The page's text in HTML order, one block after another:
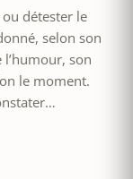
détester le
selon son
son
le moment.